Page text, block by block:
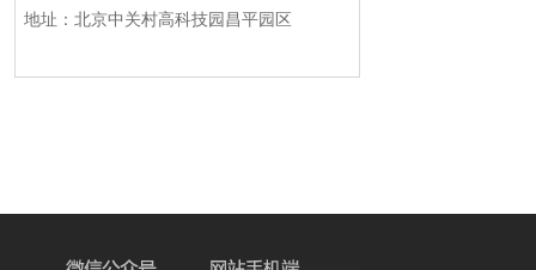
地址：北京中关村高科技园昌平园区